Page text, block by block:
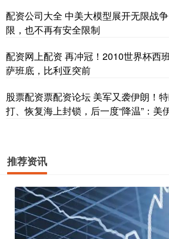
配资公司大全 中美大模型展开无限战
限，也不再有安全限制
配资网上配资 再冲冠！2010世界杯西
萨班底，比利亚突前
股票配资票配资论坛 美军又袭伊朗！
打、恢复海上封锁，后一度“降温”：美
推荐资讯